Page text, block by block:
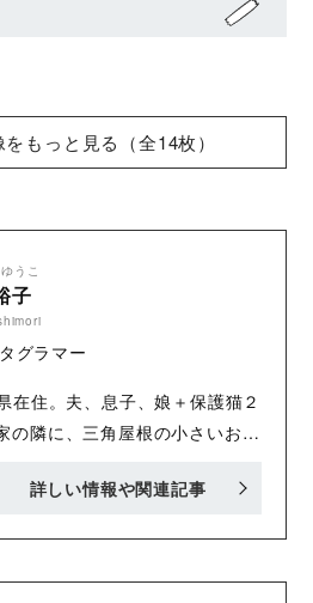
もっと見る（全14枚）
うこ
子
グラマー
在住。夫、息子、娘＋保護猫２
の隣に、三角屋根の小さいお家
雑貨はもちろん、おうちごはん
作し、カフェやイベントなど
詳しい情報や関連記事